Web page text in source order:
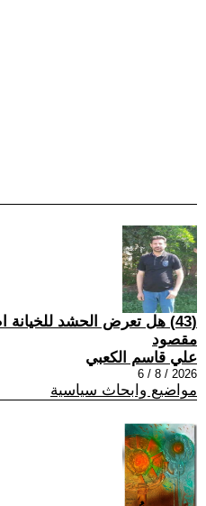
(43) هل تعرض الحشد للخيانة
مقصود
علي قاسم الكعبي
2026 / 8 / 6
مواضيع وابحاث سياسية